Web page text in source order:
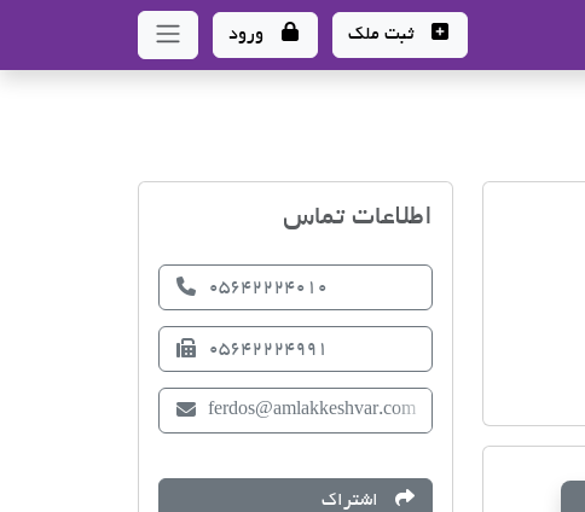
ثبت ملک ورود
اطلاعات تماس
05642224010
05642224991
ferdos@amlakkeshvar.com
اشتراک